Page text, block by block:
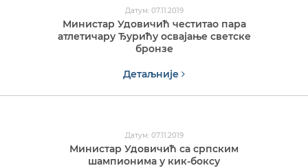
Датум: 07.11.2019
Министар Удовичић честитао пара
атлетичару Ђурићу освајање светске
бронзе
Детаљније
Датум: 07.11.2019
Министар Удовичић са српским
шампионима у кик-боксу